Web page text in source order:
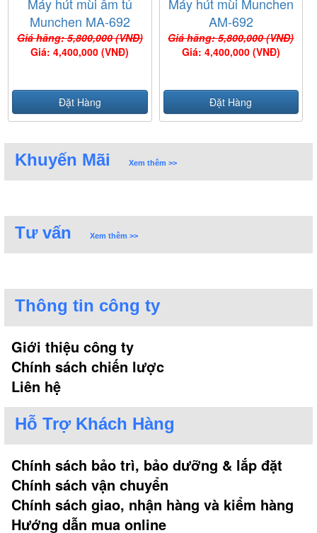
Máy hút mùi âm tủ
Munchen MA-692
Giá hãng: 5,800,000 (VNĐ)
Giá: 4,400,000 (VNĐ)
Đặt Hàng
Máy hút mùi Munchen
AM-692
Giá hãng: 5,800,000 (VNĐ)
Giá: 4,400,000 (VNĐ)
Đặt Hàng
Khuyến Mãi Xem thêm >>
Tư vấn Xem thêm >>
Thông tin công ty
Giới thiệu công ty
Chính sách chiến lược
Liên hệ
Hỗ Trợ Khách Hàng
Chính sách bảo trì, bảo dưỡng & lắp đặt
Chính sách vận chuyển
Chính sách giao, nhận hàng và kiểm hàng
Hướng dẫn mua online